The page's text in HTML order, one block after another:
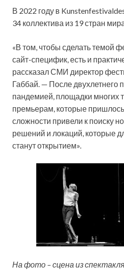
В 2022 году в
34 коллектива из 19 стран
«В том, чтобы сделать темой
сайт-специфик, есть и
рассказал СМИ директор
Габбай. — После двухлетнего
пандемией, площадки многих
премьерам, которые
сложности привели к поиску
решений и локаций, которые
станут открытием».
На фото – сцена из